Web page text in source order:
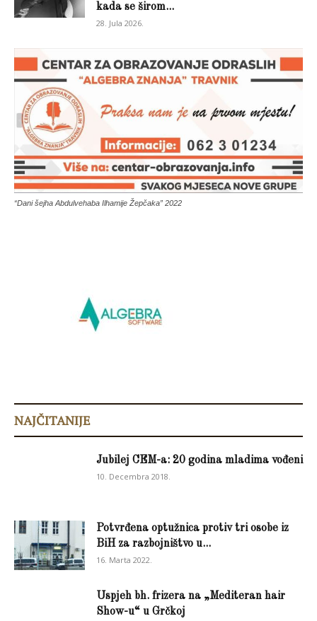
kada se širom...
28. Jula 2026.
“Dani šejha Abdulvehaba Ilhamije Žepčaka” 2022
NAJČITANIJE
Jubilej CEM-a: 20 godina mladima vođeni
10. Decembra 2018.
Potvrđena optužnica protiv tri osobe iz
BiH za razbojništvo u...
16. Marta 2022.
Uspjeh bh. frizera na „Mediteran hair
Show-u“ u Grčkoj